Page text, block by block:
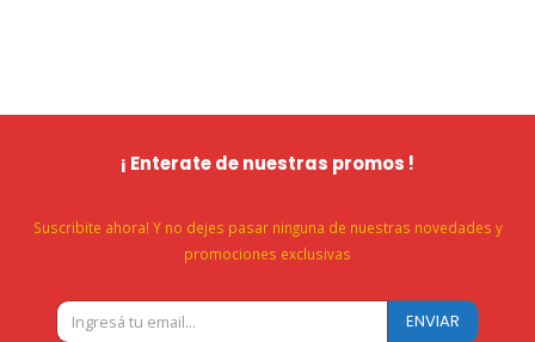
¡ Enterate de nuestras promos !
Suscribite ahora! Y no dejes pasar ninguna de nuestras novedades y
promociones exclusivas